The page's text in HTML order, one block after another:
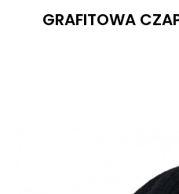
GRAFITOWA